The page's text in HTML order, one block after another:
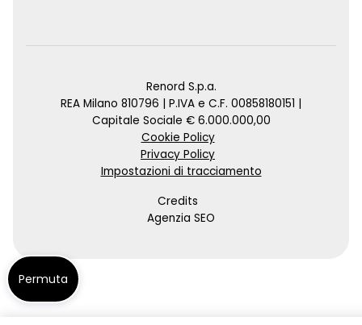
Renord S.p.a.
REA Milano 810796 | P.IVA e C.F. 00858180151 |
Capitale Sociale € 6.000.000,00
Cookie Policy
Privacy Policy
Impostazioni di tracciamento
Credits
Agenzia SEO
Permuta